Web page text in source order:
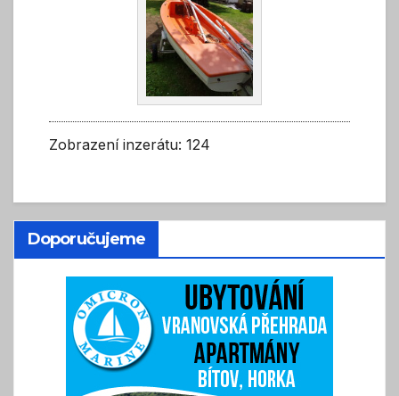
Zobrazení inzerátu: 124
Doporučujeme